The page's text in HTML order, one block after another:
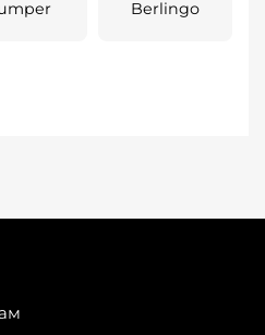
Berlingo